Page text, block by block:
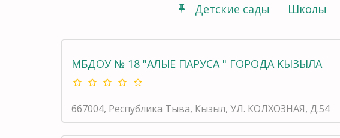
Детские сады Школы
МБДОУ № 18 "АЛЫЕ ПАРУСА " ГОРОДА КЫЗЫЛА
667004, Республика Тыва, Кызыл, УЛ. КОЛХОЗНАЯ, Д.54